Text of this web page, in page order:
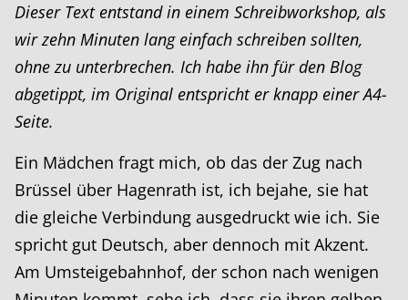
Dieser Text entstand in einem Schreibworkshop, als
wir zehn Minuten lang einfach schreiben sollten,
ohne zu unterbrechen. Ich habe ihn für den Blog
abgetippt, im Original entspricht er knapp einer A4-
Seite.
Ein Mädchen fragt mich, ob das der Zug nach
Brüssel über Hagenrath ist, ich bejahe, sie hat
die gleiche Verbindung ausgedruckt wie ich. Sie
spricht gut Deutsch, aber dennoch mit Akzent.
Am Umsteigebahnhof, der schon nach wenigen